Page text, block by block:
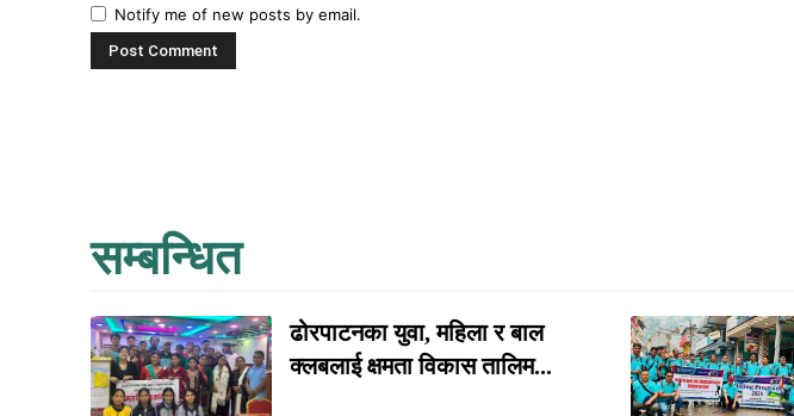
Notify me of new posts by email.
सम्बन्धित
ढोरपाटनका युवा, महिला र बाल
क्लबलाई क्षमता विकास तालिम...